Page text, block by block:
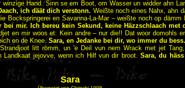
Hand. Sinn se em Boot, om Wasser un widder ahn
ich däät dich verstonn. Weißte noch eines Nahx, ahn
Bockspringerei en Savanna-La-Mar – weißte noch op dämm
mir. Ich bereu kein Sekund, keine Häzzschlaach met
en mir woos et: Kein andre – nur die!! Dat woor domohls
en de Knee. Sara, en Jedanke bei dir, wo immer du
litt römm, un 'e Deil vun nem Wrack met jet
Landkaat jejovve, wenn ich Hilf vun dir broot.Sara, du
Sara